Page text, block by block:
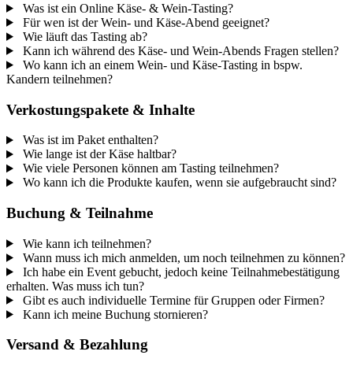
Was ist ein Online Käse- & Wein-Tasting?
Für wen ist der Wein- und Käse-Abend geeignet?
Wie läuft das Tasting ab?
Kann ich während des Käse- und Wein-Abends Fragen stellen?
Wo kann ich an einem Wein- und Käse-Tasting in bspw.
Kandern teilnehmen?
Verkostungspakete & Inhalte
Was ist im Paket enthalten?
Wie lange ist der Käse haltbar?
Wie viele Personen können am Tasting teilnehmen?
Wo kann ich die Produkte kaufen, wenn sie aufgebraucht sind?
Buchung & Teilnahme
Wie kann ich teilnehmen?
Wann muss ich mich anmelden, um noch teilnehmen zu können?
Ich habe ein Event gebucht, jedoch keine Teilnahmebestätigung
erhalten. Was muss ich tun?
Gibt es auch individuelle Termine für Gruppen oder Firmen?
Kann ich meine Buchung stornieren?
Versand & Bezahlung